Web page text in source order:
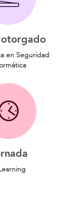
en Seguridad